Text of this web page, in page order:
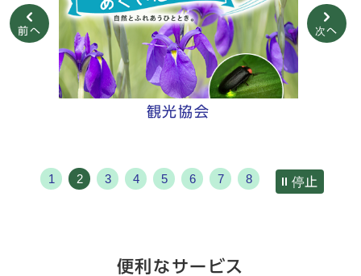
前へ
観光協会
次へ
1 2 3 4 5 6 7 8 停止
便利なサービス